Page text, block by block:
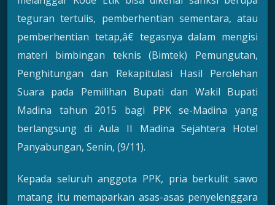
teguran tertulis, pemberhentian sementara, atau
pemberhentian tetap,â€ tegasnya dalam mengisi
materi bimbingan teknis (Bimtek) Pemungutan,
Penghitungan dan Rekapitulasi Hasil Perolehan
Suara pada Pemilihan Bupati dan Wakil Bupati
Madina tahun 2015 bagi PPK se-Madina yang
berlangsung di Aula II Madina Sejahtera Hotel
Panyabungan, Senin, (9/11).
Kepada seluruh anggota PPK, pria berkulit sawo
matang itu memaparkan asas-asas penyelenggara